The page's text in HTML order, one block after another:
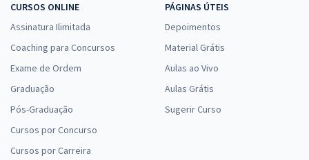
CURSOS ONLINE
Assinatura Ilimitada
Coaching para Concursos
Exame de Ordem
Graduação
Pós-Graduação
Cursos por Concurso
Cursos por Carreira
PÁGINAS ÚTEIS
Depoimentos
Material Grátis
Aulas ao Vivo
Aulas Grátis
Sugerir Curso